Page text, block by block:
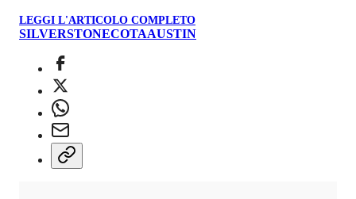
LEGGI L'ARTICOLO COMPLETO
SILVERSTONECOTAAUSTIN